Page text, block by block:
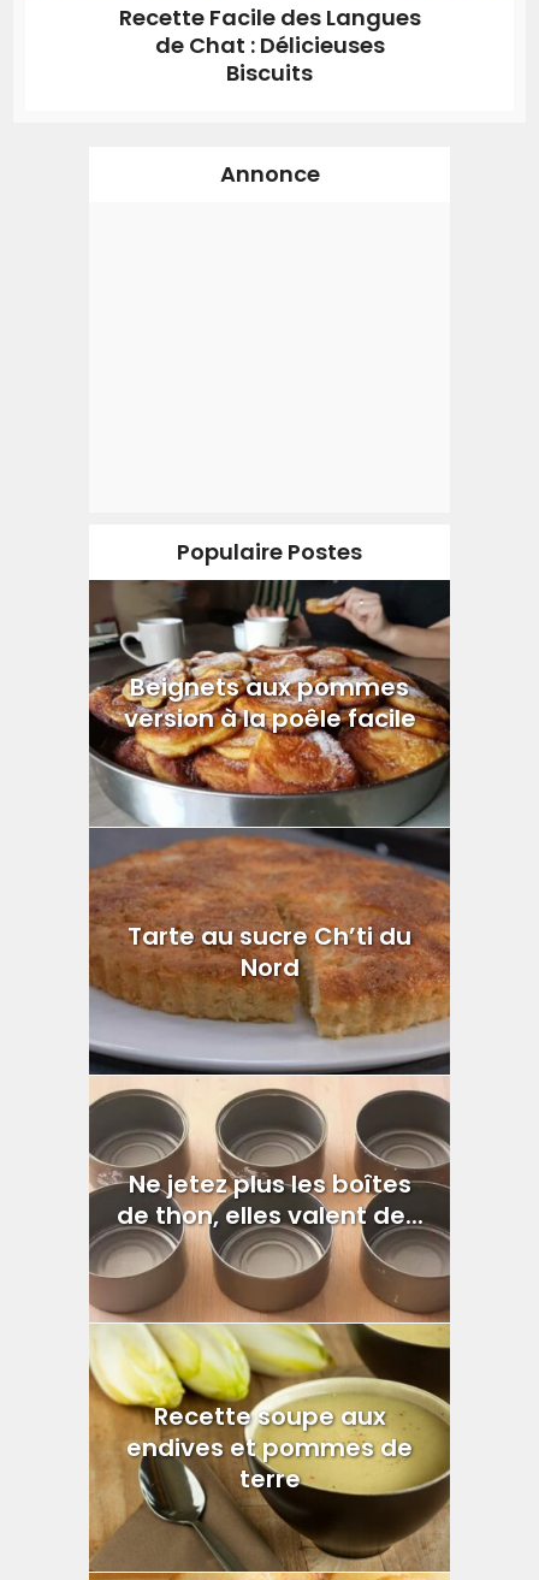
Recette Facile des Langues
de Chat : Délicieuses
Biscuits
Annonce
Populaire Postes
Beignets aux pommes
version à la poêle facile
Tarte au sucre Ch’ti du
Nord
Ne jetez plus les boîtes
de thon, elles valent de...
Recette soupe aux
endives et pommes de
terre